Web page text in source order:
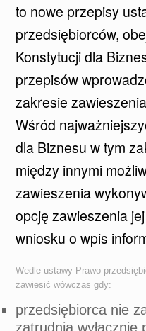
to nowe przepisy
przedsiębiorców,
Konstytucji dla
przepisów
zakresie
Wśród
dla Biznesu w tym
między innymi
zawieszenia
opcję zawieszenia
wniosku o wpis
Wedle ustawy Prawo
zawiesić wówczas gdy:
przedsiębiorca nie
zatrudnia wyłącznie